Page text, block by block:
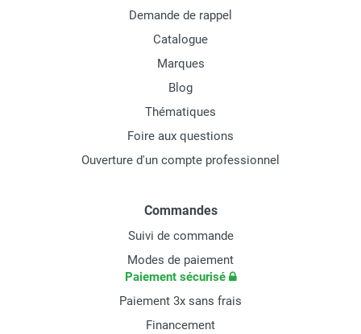
Demande de rappel
Catalogue
Marques
Blog
Thématiques
Foire aux questions
Ouverture d'un compte professionnel
Commandes
Suivi de commande
Modes de paiement
Paiement sécurisé
Paiement 3x sans frais
Financement